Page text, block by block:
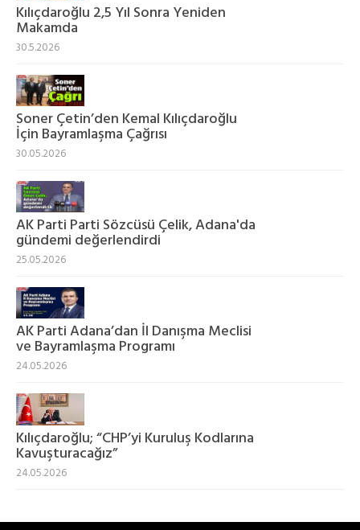
Kılıçdaroğlu 2,5 Yıl Sonra Yeniden
Makamda
30.5.2026
Soner Çetin’den Kemal Kılıçdaroğlu
İçin Bayramlaşma Çağrısı
30.05.2026
AK Parti Parti Sözcüsü Çelik, Adana'da
gündemi değerlendirdi
25.05.2026
AK Parti Adana’dan İl Danışma Meclisi
ve Bayramlaşma Programı
24.05.2026
Kılıçdaroğlu; “CHP’yi Kuruluş Kodlarına
Kavuşturacağız”
24.05.2026